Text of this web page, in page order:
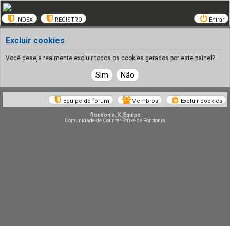
INDEX REGISTRO Entrar
Excluir cookies
Você deseja realmente excluir todos os cookies gerados por este painel?
Excluir cookies
Membros
Equipe do fórum
Rondonia_X_Equipe
Comunidade de Counter-Strike de Rondonia